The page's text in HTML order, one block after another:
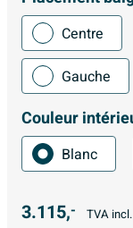
Centre
Gauche
Couleur
Blanc
3.115,- TVA incl.